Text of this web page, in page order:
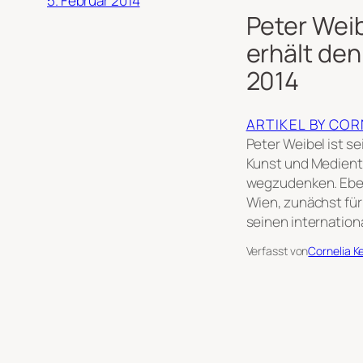
Peter
erhält
2014
ARTIKEL BY
Peter Weibel ist
Kunst und
wegzudenken.
Wien, zunächst
seinen
Verfasst vonCornelia